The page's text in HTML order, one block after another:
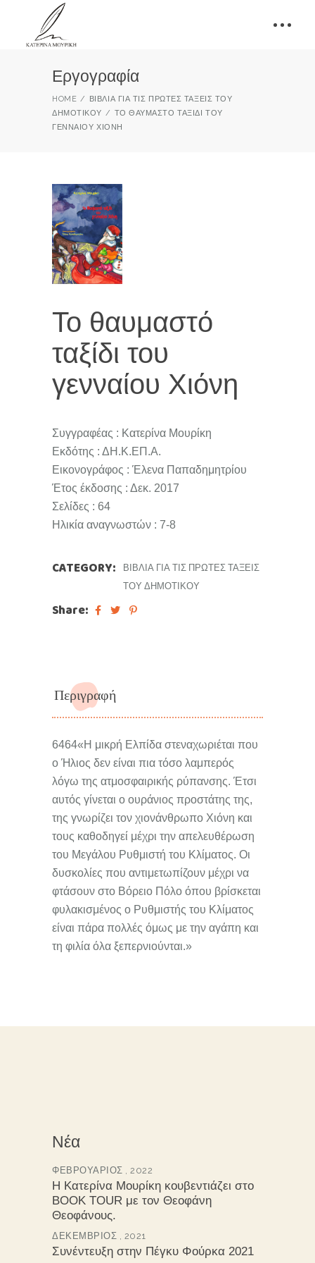
Εργογραφία
HOME
ΒΙΒΛΊΑ ΓΙΑ ΤΙΣ ΠΡΏΤΕΣ ΤΆΞΕΙΣ ΤΟΥ
ΔΗΜΟΤΙΚΟΎ
ΤΟ ΘΑΥΜΑΣΤΌ ΤΑΞΊΔΙ ΤΟΥ
ΓΕΝΝΑΊΟΥ ΧΙΌΝΗ
Το θαυμαστό
ταξίδι του
γενναίου Χιόνη
Συγγραφέας : Κατερίνα Μουρίκη
Εκδότης : ΔΗ.Κ.ΕΠ.Α.
Εικονογράφος : Έλενα Παπαδημητρίου
Έτος έκδοσης : Δεκ. 2017
Σελίδες : 64
Ηλικία αναγνωστών : 7-8
CATEGORY:
ΒΙΒΛΊΑ ΓΙΑ ΤΙΣ ΠΡΏΤΕΣ ΤΆΞΕΙΣ
ΤΟΥ ΔΗΜΟΤΙΚΟΎ
Share:
Περιγραφή
6464«Η μικρή Ελπίδα στεναχωριέται που
ο Ήλιος δεν είναι πια τόσο λαμπερός
λόγω της ατμοσφαιρικής ρύπανσης. Έτσι
αυτός γίνεται ο ουράνιος προστάτης της,
της γνωρίζει τον χιονάνθρωπο Χιόνη και
τους καθοδηγεί μέχρι την απελευθέρωση
του Μεγάλου Ρυθμιστή του Κλίματος. Οι
δυσκολίες που αντιμετωπίζουν μέχρι να
φτάσουν στο Βόρειο Πόλο όπου βρίσκεται
φυλακισμένος ο Ρυθμιστής του Κλίματος
είναι πάρα πολλές όμως με την αγάπη και
τη φιλία όλα ξεπερνιούνται.»
Νέα
ΦΕΒΡΟΥΆΡΙΟΣ , 2022
Η Κατερίνα Μουρίκη κουβεντιάζει στο
BOOK TOUR με τον Θεοφάνη
Θεοφάνους.
ΔΕΚΈΜΒΡΙΟΣ , 2021
Συνέντευξη στην Πέγκυ Φούρκα 2021